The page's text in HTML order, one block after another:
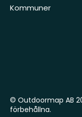
Kommuner
© Outdoormap AB
förbehållna.